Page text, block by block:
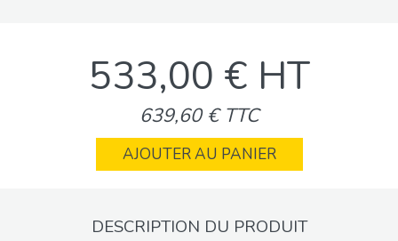
533,00 € HT
639,60 € TTC
AJOUTER AU PANIER
DESCRIPTION DU PRODUIT